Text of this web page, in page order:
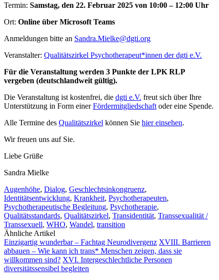
Termin: Samstag, den 22. Februar 2025 von 10:00 – 12:00 Uhr
Ort: Online über Microsoft Teams
Anmeldungen bitte an Sandra.Mielke@dgti.org
Veranstalter: Qualitätszirkel Psychotherapeut*innen der dgti e.V.
Für die Veranstaltung werden 3 Punkte der LPK RLP
vergeben (deutschlandweit gültig).
Die Veranstaltung ist kostenfrei, die dgti e.V. freut sich über Ihre
Unterstützung in Form einerFördermitgliedschaft oder eine Spende.
Alle Termine des Qualitätszirkel können Sie hier einsehen.
Wir freuen uns auf Sie.
Liebe Grüße
Sandra Mielke
Augenhöhe, Dialog, Geschlechtsinkongruenz,
Identitätsentwicklung, Krankheit, Psychotherapeuten,
Psychotherapeutische Begleitung, Psychotherapie,
Qualitätsstandards, Qualitätszirkel, Transidentität, Transsexualität /
Transsexuell, WHO, Wandel, transition
Ähnliche Artikel
Einzigartig wunderbar – Fachtag Neurodivergenz XVIII. Barrieren
abbauen – Wie kann ich trans* Menschen zeigen, dass sie
willkommen sind? XVI. Intergeschlechtliche Personen
diversitätssensibel begleiten